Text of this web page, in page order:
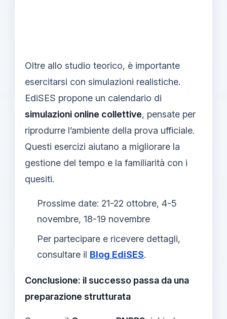
Oltre allo studio teorico, è importante
esercitarsi con simulazioni realistiche.
EdiSES propone un calendario di
simulazioni online collettive, pensate per
riprodurre l’ambiente della prova ufficiale.
Questi esercizi aiutano a migliorare la
gestione del tempo e la familiarità con i
quesiti.
Prossime date: 21-22 ottobre, 4-5
novembre, 18-19 novembre
Per partecipare e ricevere dettagli,
consultare il Blog EdiSES.
Conclusione: il successo passa da una
preparazione strutturata